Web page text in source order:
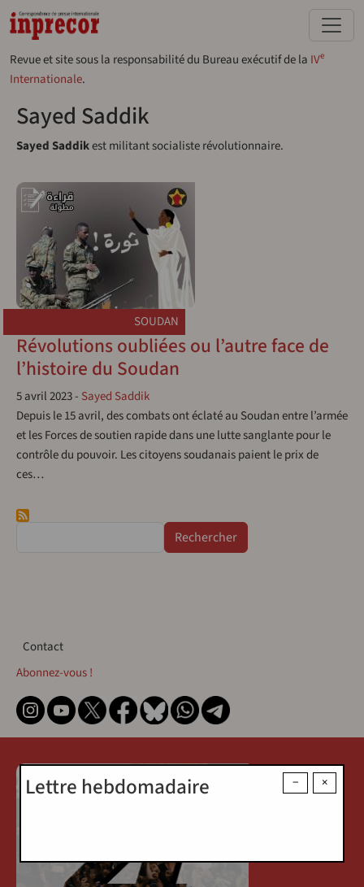
Aller au contenu principal
Revue et site sous la responsabilité du Bureau exécutif de la IVe
Internationale.
Sayed Saddik
Sayed Saddikest militant socialiste révolutionnaire.
SOUDAN
Révolutions oubliées ou l’autre face de
l’histoire du Soudan
5 avril 2023- Sayed Saddik
Depuis le 15 avril, des combats ont éclaté au Soudan entre l’armée
et les Forces de soutien rapide dans une lutte sanglante pour le
contrôle du pouvoir. Les citoyens soudanais paient le prix de
ces…
×
−
Lettre hebdomadaire
Contact
Contact
Abonnez-vous !